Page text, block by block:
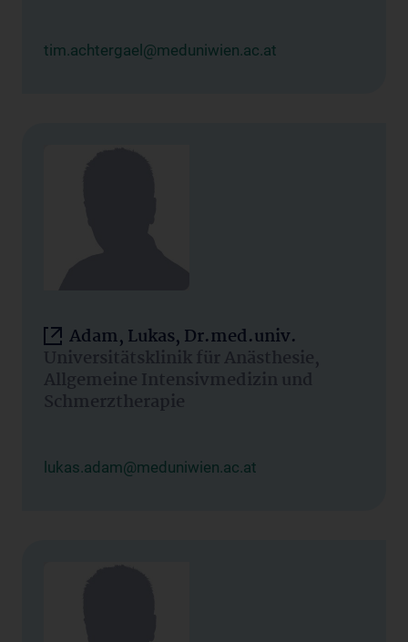
tim.achtergael@meduniwien.ac.at
Adam, Lukas, Dr.med.univ.
Universitätsklinik für Anästhesie,
Allgemeine Intensivmedizin und
Schmerztherapie
lukas.adam@meduniwien.ac.at